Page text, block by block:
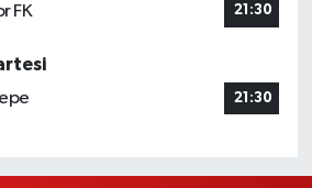
FK 21:30
21:30